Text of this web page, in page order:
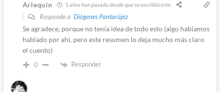
Arlequín 5 años han pasado desde que se escribió esto
Responde a Diógenes Pantarújez
Se agradece, porque no tenía idea de todo esto (algo habíamos
hablado por ahí, pero este resumen lo deja mucho más claro
el cuento)
0 Responder